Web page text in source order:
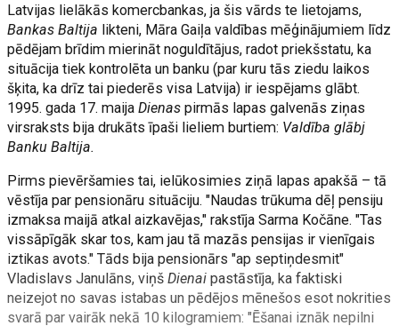
Latvijas lielākās komercbankas, ja šis vārds te lietojams,
Bankas Baltija likteni, Māra Gaiļa valdības mēģinājumiem līdz
pēdējam brīdim mierināt noguldītājus, radot priekšstatu, ka
situācija tiek kontrolēta un banku (par kuru tās ziedu laikos
šķita, ka drīz tai piederēs visa Latvija) ir iespējams glābt.
1995. gada 17. maijaDienaspirmās lapas galvenās ziņas
virsraksts bija drukāts īpaši lieliem burtiem: Valdība glābj
Banku Baltija.
Pirms pievēršamies tai, ielūkosimies ziņā lapas apakšā – tā
vēstīja par pensionāru situāciju. "Naudas trūkuma dēļ pensiju
izmaksa maijā atkal aizkavējas," rakstīja Sarma Kočāne. "Tas
vissāpīgāk skar tos, kam jau tā mazās pensijas ir vienīgais
iztikas avots." Tāds bija pensionārs "ap septiņdesmit"
Vladislavs Janulāns, viņšDienaipastāstīja, ka faktiski
neizejot no savas istabas un pēdējos mēnešos esot nokrities
svarā par vairāk nekā 10 kilogramiem: "Ēšanai iznāk nepilni